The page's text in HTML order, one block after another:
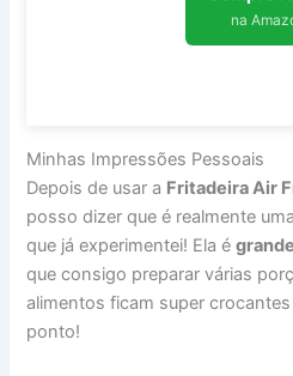
na
Minhas Impressões Pessoais
Depois de usar a Fritadeira Air
posso dizer que é realmente
que já experimentei! Ela é
que consigo preparar várias
alimentos ficam super
ponto!